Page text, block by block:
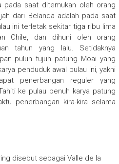
pada saat ditemukan oleh orang
dari Belanda adalah pada saat
ini terletak sekitar tiga ribu lima
Chile, dan dihuni oleh orang
tahun yang lalu. Setidaknya
puluh tujuh patung Moai yang
penduduk awal pulau ini, yakni
penerbangan reguler yang
ke pulau penuh karya patung
penerbangan kira-kira selama
disebut sebagai Valle de la